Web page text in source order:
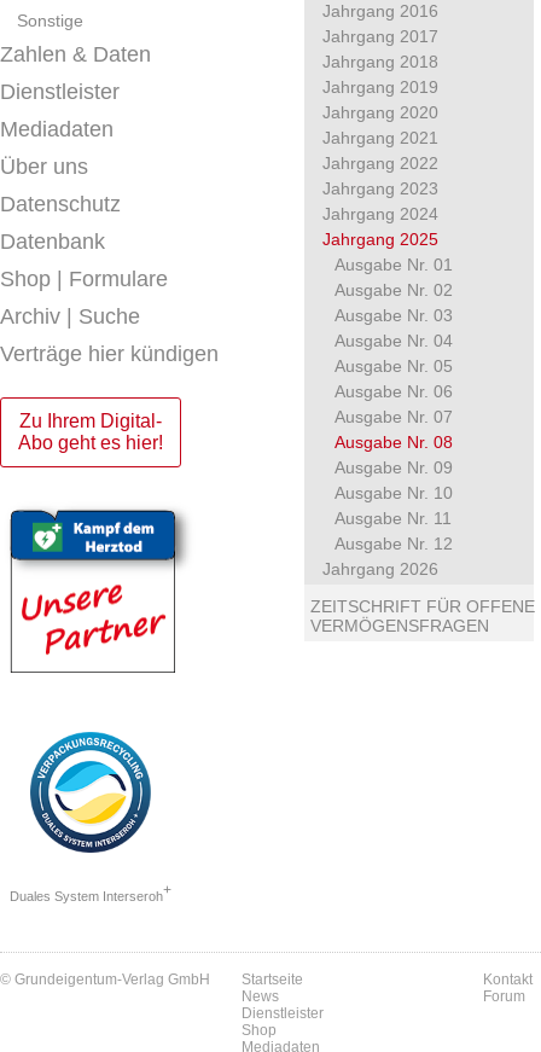
Sonstige
Zahlen & Daten
Dienstleister
Mediadaten
Über uns
Datenschutz
Datenbank
Shop | Formulare
Archiv | Suche
Verträge hier kündigen
Zu Ihrem Digital-
Abo geht es hier!
Duales System Interseroh+
Jahrgang 2016
Jahrgang 2017
Jahrgang 2018
Jahrgang 2019
Jahrgang 2020
Jahrgang 2021
Jahrgang 2022
Jahrgang 2023
Jahrgang 2024
Jahrgang 2025
Ausgabe Nr. 01
Ausgabe Nr. 02
Ausgabe Nr. 03
Ausgabe Nr. 04
Ausgabe Nr. 05
Ausgabe Nr. 06
Ausgabe Nr. 07
Ausgabe Nr. 08
Ausgabe Nr. 09
Ausgabe Nr. 10
Ausgabe Nr. 11
Ausgabe Nr. 12
Jahrgang 2026
ZEITSCHRIFT FÜR OFFENE
VERMÖGENSFRAGEN
© Grundeigentum-Verlag GmbH
Startseite
News
Dienstleister
Shop
Mediadaten
Kontakt
Forum